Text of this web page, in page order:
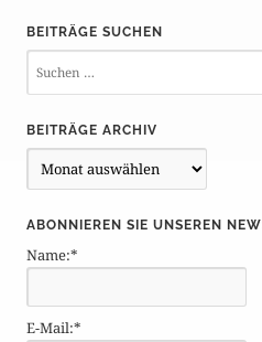
BEITRÄGE SUCHEN
BEITRÄGE ARCHIV
e
t
r
g
e
ABONNIEREN SIE UNSEREN
Name:*
E-Mail:*